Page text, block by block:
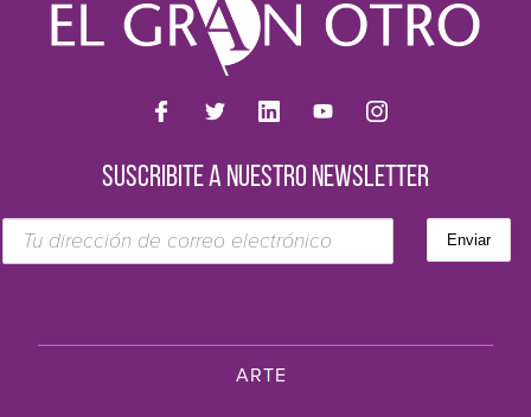
SUSCRIBITE A NUESTRO NEWSLETTER
ARTE